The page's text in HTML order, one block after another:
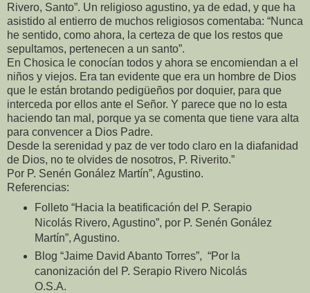
Rivero, Santo”. Un religioso agustino, ya de edad, y que ha
asistido al entierro de muchos religiosos comentaba: “Nunca
he sentido, como ahora, la certeza de que los restos que
sepultamos, pertenecen a un santo”.
En Chosica le conocían todos y ahora se encomiendan a el
niños y viejos. Era tan evidente que era un hombre de Dios
que le están brotando pedigüeños por doquier, para que
interceda por ellos ante el Señor. Y parece que no lo esta
haciendo tan mal, porque ya se comenta que tiene vara alta
para convencer a Dios Padre.
Desde la serenidad y paz de ver todo claro en la diafanidad
de Dios, no te olvides de nosotros, P. Riverito.”
Por P. Senén Gonález Martín”, Agustino.
Referencias:
Folleto “Hacia la beatificación del P. Serapio
Nicolás Rivero, Agustino”, por P. Senén Gonález
Martín”, Agustino.
Blog “Jaime David Abanto Torres”, “Por la
canonización del P. Serapio Rivero Nicolás
O.S.A.